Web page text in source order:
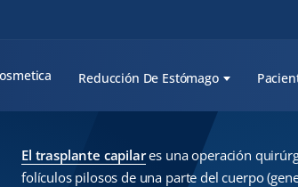
Reducción De Estómago
El trasplante capilares una operación
folículos pilosos de una parte del cuerpo